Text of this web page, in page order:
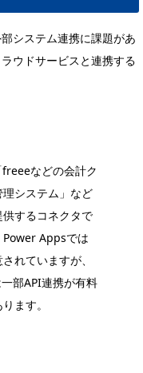
システム連携に課題があ
ウドサービスと連携する
などの会計ク
システム」など
するコネクタで
Power Appsでは
れていますが、
部API連携が有料
ます。